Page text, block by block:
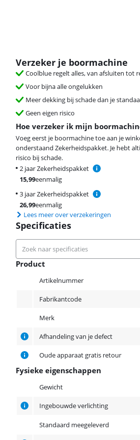
Verzeker je boormachine
Coolblue regelt alles, van afsluiten tot
Voor bijna alle ongelukken
Meer dekking bij schade dan je
Geen eigen risico
Hoe verzeker ik mijn
Voeg eerst je boormachine toe aan je
onderstaand Zekerheidspakket. Je hebt
risico bij schade.
2 jaar Zekerheidspakket
15,99eenmalig
3 jaar Zekerheidspakket
26,99eenmalig
Lees meer over verzekeringen
Specificaties
Product
Artikelnummer
Fabrikantcode
Merk
Afhandeling van je defect
Oude apparaat gratis retour
Fysieke eigenschappen
Gewicht
Ingebouwde verlichting
Standaard meegeleverd